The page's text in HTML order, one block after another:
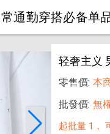
通勤穿搭必备单
轻奢主义
零售價: 本
批發價: 無
起批量 1，